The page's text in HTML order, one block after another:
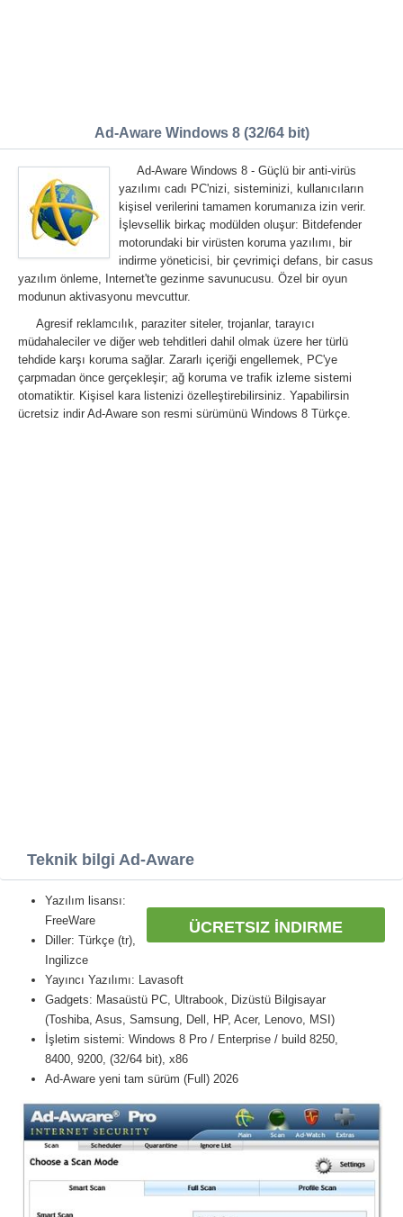
Ad-Aware Windows 8 (32/64 bit)
Ad-Aware Windows 8 - Güçlü bir anti-virüs
yazılımı cadı PC'nizi, sisteminizi, kullanıcıların
kişisel verilerini tamamen korumanıza izin verir.
İşlevsellik birkaç modülden oluşur: Bitdefender
motorundaki bir virüsten koruma yazılımı, bir
indirme yöneticisi, bir çevrimiçi defans, bir casus
yazılım önleme, Internet'te gezinme savunucusu. Özel bir oyun
modunun aktivasyonu mevcuttur.
Agresif reklamcılık, paraziter siteler, trojanlar, tarayıcı
müdahaleciler ve diğer web tehditleri dahil olmak üzere her türlü
tehdide karşı koruma sağlar. Zararlı içeriği engellemek, PC'ye
çarpmadan önce gerçekleşir; ağ koruma ve trafik izleme sistemi
otomatiktir. Kişisel kara listenizi özelleştirebilirsiniz. Yapabilirsin
ücretsiz indir Ad-Aware son resmi sürümünü Windows 8 Türkçe.
Teknik bilgi Ad-Aware
ÜCRETSIZ İNDIRME
Yazılım lisansı:
FreeWare
Diller: Türkçe (tr),
Ingilizce
Yayıncı Yazılımı: Lavasoft
Gadgets: Masaüstü PC, Ultrabook, Dizüstü Bilgisayar
(Toshiba, Asus, Samsung, Dell, HP, Acer, Lenovo, MSI)
İşletim sistemi: Windows 8 Pro / Enterprise / build 8250,
8400, 9200, (32/64 bit), x86
Ad-Aware yeni tam sürüm (Full) 2026